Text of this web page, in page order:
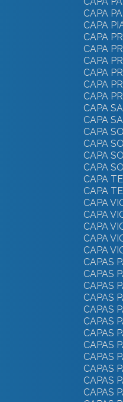
CAPA
CAPA
CAPA
CAPA
CAPA
CAPA
CAPA
CAPA
CAPA
CAPA
CAPA
CAPA
CAPA
CAPA
CAPA
CAPA
CAPA
CAPA
CAPA
CAPA
CAPA
CAPAS